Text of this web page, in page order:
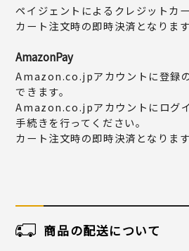
ペイジェントによるクレジットカ
カート注文時の即時決済となります
AmazonPay
Amazon.co.jpアカウントに登録
できます。
Amazon.co.jpアカウントにログ
手続きを行ってください。
カート注文時の即時決済となります
商品の配送について